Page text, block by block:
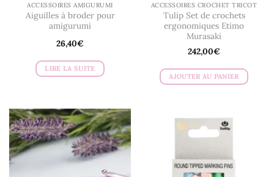
ACCESSOIRES AMIGURUMI
Aiguilles à broder pour
amigurumi
26,40€
LIRE LA SUITE
ACCESSOIRES CROCHET TRICOT
Tulip Set de crochets
ergonomiques Etimo
Murasaki
242,00€
AJOUTER AU PANIER